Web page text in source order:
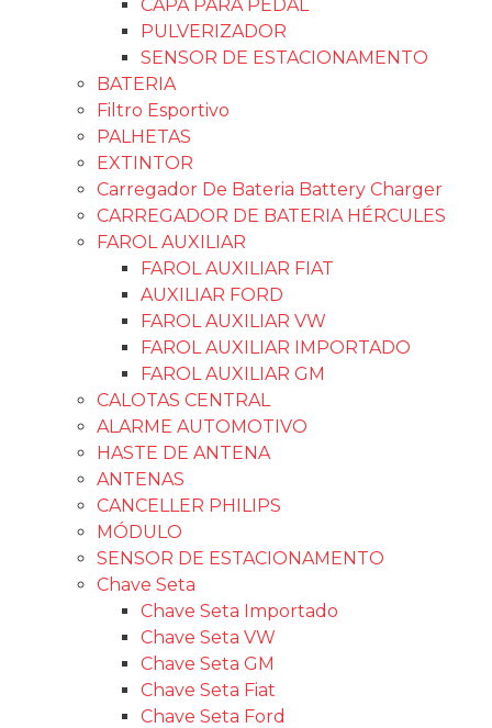
CAPA PARA PEDAL
PULVERIZADOR
SENSOR DE ESTACIONAMENTO
BATERIA
Filtro Esportivo
PALHETAS
EXTINTOR
Carregador De Bateria Battery Charger
CARREGADOR DE BATERIA HÉRCULES
FAROL AUXILIAR
FAROL AUXILIAR FIAT
AUXILIAR FORD
FAROL AUXILIAR VW
FAROL AUXILIAR IMPORTADO
FAROL AUXILIAR GM
CALOTAS CENTRAL
ALARME AUTOMOTIVO
HASTE DE ANTENA
ANTENAS
CANCELLER PHILIPS
MÓDULO
SENSOR DE ESTACIONAMENTO
Chave Seta
Chave Seta Importado
Chave Seta VW
Chave Seta GM
Chave Seta Fiat
Chave Seta Ford